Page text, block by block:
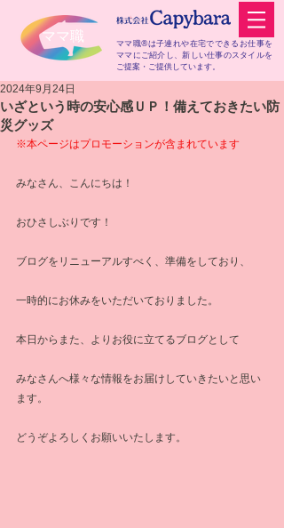
​ママ職
ママ職®は子連れや在宅でできるお仕事を
ママにご紹介し、新しい仕事のスタイルを
ご提案・ご提供しています。
いざという時の安心感ＵＰ！備えておきたい防
災グッズ
2024年9月24日
※本ページはプロモーションが含まれています
みなさん、こんにちは！
おひさしぶりです！
ブログをリニューアルすべく、準備をしており、
一時的にお休みをいただいておりました。
本日からまた、よりお役に立てるブログとして
みなさんへ様々な情報をお届けしていきたいと思い
ます。
どうぞよろしくお願いいたします。